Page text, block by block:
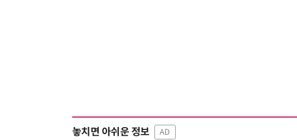
놓치면 아쉬운 정보 AD